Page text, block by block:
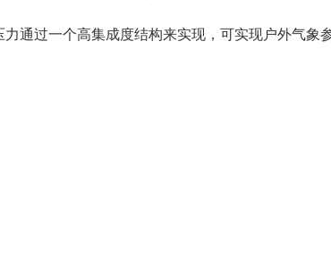
过一个高集成度结构来实现，可实现户外气象